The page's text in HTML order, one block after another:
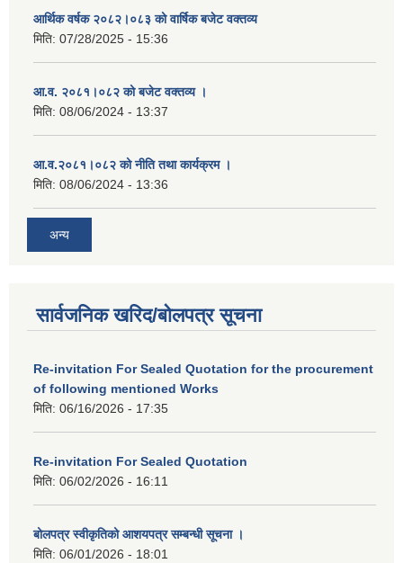
आर्थिक वर्षक २०८२।०८३ को वार्षिक बजेट वक्तव्य
मिति: 07/28/2025 - 15:36
आ.व. २०८१।०८२ को बजेट वक्तव्य ।
मिति: 08/06/2024 - 13:37
आ.व.२०८१।०८२ को नीति तथा कार्यक्रम ।
मिति: 08/06/2024 - 13:36
अन्य
सार्वजनिक खरिद/बोलपत्र सूचना
Re-invitation For Sealed Quotation for the procurement
of following mentioned Works
मिति: 06/16/2026 - 17:35
Re-invitation For Sealed Quotation
मिति: 06/02/2026 - 16:11
बोलपत्र स्वीकृतिको आशयपत्र सम्बन्धी सूचना ।
मिति: 06/01/2026 - 18:01